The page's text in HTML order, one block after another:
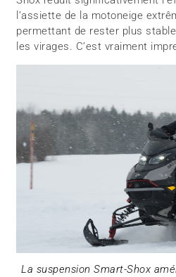
l’assiette de la motoneige
permettant de rester plus
les virages. C’est vraiment
La suspension Smart-Shox